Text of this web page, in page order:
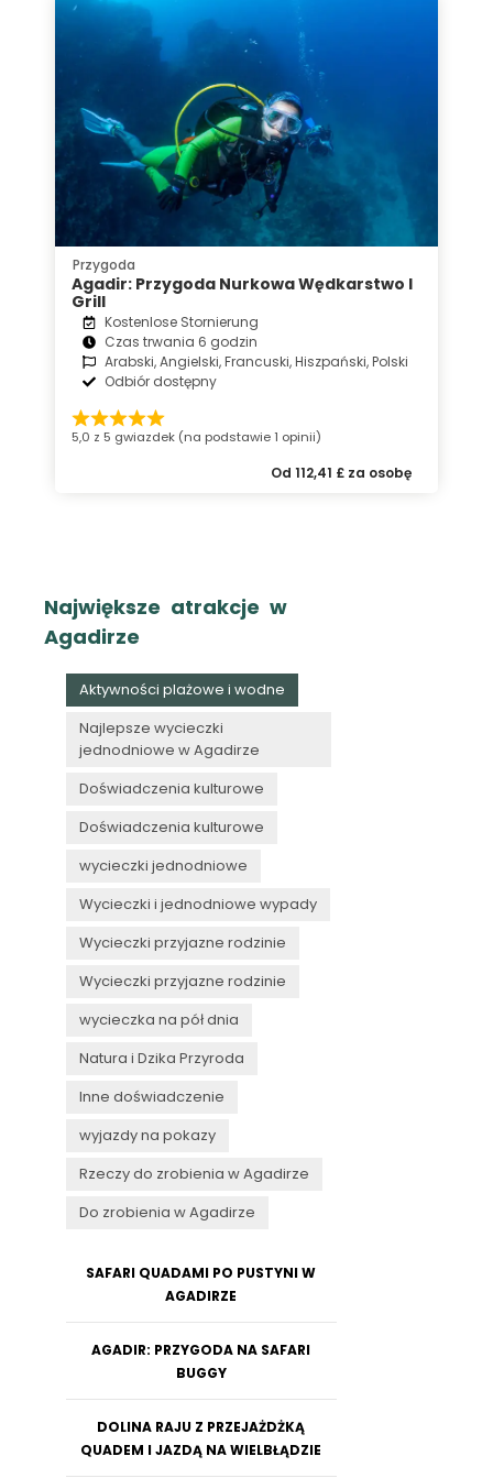
Przygoda
Agadir: Przygoda Nurkowa Wędkarstwo I
Grill
Kostenlose Stornierung
Czas trwania 6 godzin
Arabski, Angielski, Francuski, Hiszpański, Polski
Odbiór dostępny
5,0 z 5 gwiazdek (na podstawie 1 opinii)
Od 112,41 £ za osobę
Największe atrakcje w
Agadirze
Aktywności plażowe i wodne
Najlepsze wycieczki
jednodniowe w Agadirze
Doświadczenia kulturowe
Doświadczenia kulturowe
wycieczki jednodniowe
Wycieczki i jednodniowe wypady
Wycieczki przyjazne rodzinie
Wycieczki przyjazne rodzinie
wycieczka na pół dnia
Natura i Dzika Przyroda
Inne doświadczenie
wyjazdy na pokazy
Rzeczy do zrobienia w Agadirze
Do zrobienia w Agadirze
SAFARI QUADAMI PO PUSTYNI W
AGADIRZE
AGADIR: PRZYGODA NA SAFARI
BUGGY
DOLINA RAJU Z PRZEJAŻDŻKĄ
QUADEM I JAZDĄ NA WIELBŁĄDZIE